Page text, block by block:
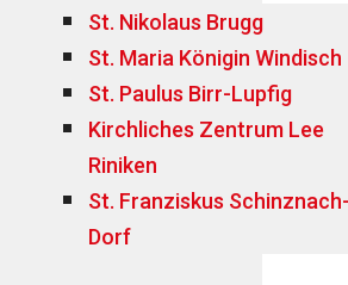
St. Nikolaus Brugg
St. Maria Königin Windisch
St. Paulus Birr-Lupfig
Kirchliches Zentrum Lee
Riniken
St. Franziskus
Dorf